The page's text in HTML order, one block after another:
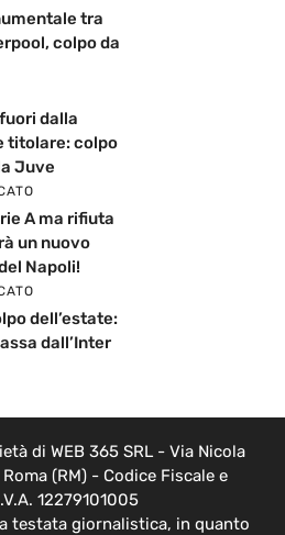
tra
colpo da
dalla
titolare: colpo
Juve
A ma rifiuta
un nuovo
Napoli!
dell’estate:
dall’Inter
di WEB 365 SRL - Via Nicola
(RM) - Codice Fiscale e
12279101005
testata giornalistica, in quanto